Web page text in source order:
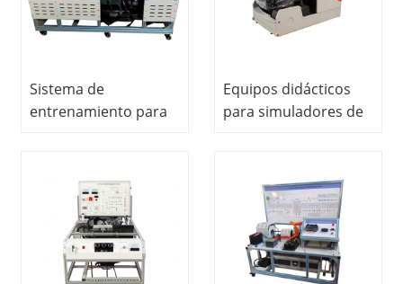
Sistema de
entrenamiento para
formación
profesional, carro,
equipo didáctico,
equipo de enseñanza
Equipos didácticos
para simuladores de
de enseñanza,
equipos de formación
profesional